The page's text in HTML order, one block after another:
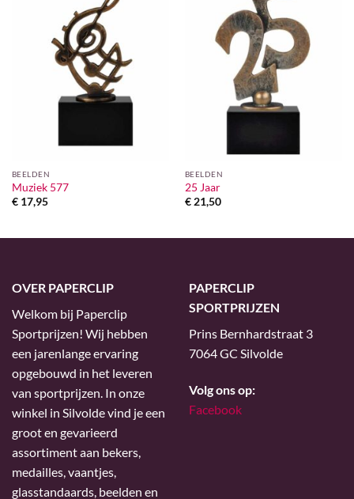
BEELDEN
Muziek 577
€17,95
BEELDEN
25 Jaar
€21,50
OVER PAPERCLIP
Welkom bij Paperclip
Sportprijzen! Wij hebben
een jarenlange ervaring
opgebouwd in het leveren
van sportprijzen. In onze
winkel in Silvolde vind je een
groot en gevarieerd
assortiment aan bekers,
medailles, vaantjes,
glasstandaards, beelden en
PAPERCLIP
SPORTPRIJZEN
Prins Bernhardstraat 3
7064 GC Silvolde
Volg ons op:
Facebook